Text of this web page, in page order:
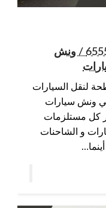
ونش مدينة صباح الاحمد / 65557275 / ونش
لنقل السيارات
ونش سيارات
كل مستلزمات
و الشاحنات